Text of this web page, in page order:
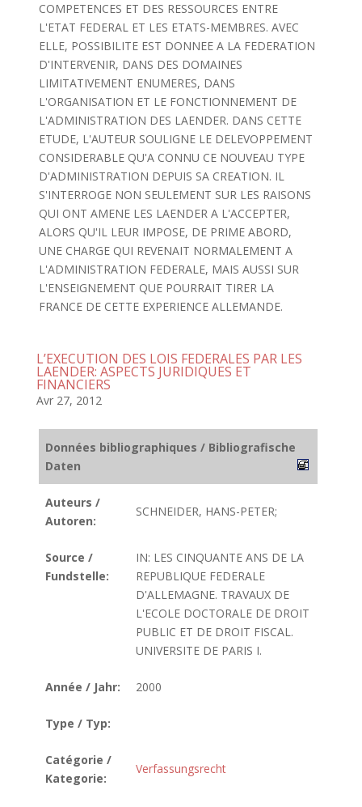
COMPETENCES ET DES RESSOURCES ENTRE
L'ETAT FEDERAL ET LES ETATS-MEMBRES. AVEC
ELLE, POSSIBILITE EST DONNEE A LA FEDERATION
D'INTERVENIR, DANS DES DOMAINES
LIMITATIVEMENT ENUMERES, DANS
L'ORGANISATION ET LE FONCTIONNEMENT DE
L'ADMINISTRATION DES LAENDER. DANS CETTE
ETUDE, L'AUTEUR SOULIGNE LE DELEVOPPEMENT
CONSIDERABLE QU'A CONNU CE NOUVEAU TYPE
D'ADMINISTRATION DEPUIS SA CREATION. IL
S'INTERROGE NON SEULEMENT SUR LES RAISONS
QUI ONT AMENE LES LAENDER A L'ACCEPTER,
ALORS QU'IL LEUR IMPOSE, DE PRIME ABORD,
UNE CHARGE QUI REVENAIT NORMALEMENT A
L'ADMINISTRATION FEDERALE, MAIS AUSSI SUR
L'ENSEIGNEMENT QUE POURRAIT TIRER LA
FRANCE DE CETTE EXPERIENCE ALLEMANDE.
L’EXECUTION DES LOIS FEDERALES PAR LES
LAENDER: ASPECTS JURIDIQUES ET
FINANCIERS
Avr 27, 2012
Données bibliographiques / Bibliografische
Daten
Auteurs /
Autoren:
SCHNEIDER, HANS-PETER;
Source /
Fundstelle:
IN: LES CINQUANTE ANS DE LA
REPUBLIQUE FEDERALE
D'ALLEMAGNE. TRAVAUX DE
L'ECOLE DOCTORALE DE DROIT
PUBLIC ET DE DROIT FISCAL.
UNIVERSITE DE PARIS I.
Année / Jahr: 2000
Type / Typ:
Catégorie /
Kategorie:
Verfassungsrecht